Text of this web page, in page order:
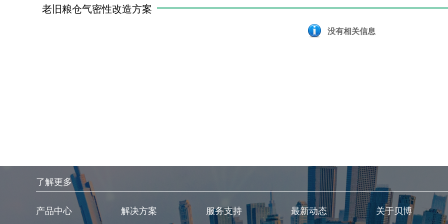
老旧粮仓气密性改造方案
没有相关信息
了解更多
产品中心 解决方案 服务支持 最新动态 关于贝博